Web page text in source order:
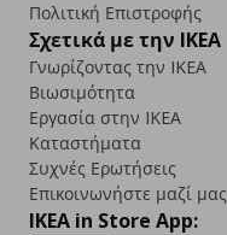
Πολιτική Επιστροφής
Σχετικά με την IKEA
Γνωρίζοντας την IKEA
Βιωσιμότητα
Εργασία στην IKEA
Καταστήματα
Συχνές Ερωτήσεις
Επικοινωνήστε μαζί μας
IKEA in Store App: